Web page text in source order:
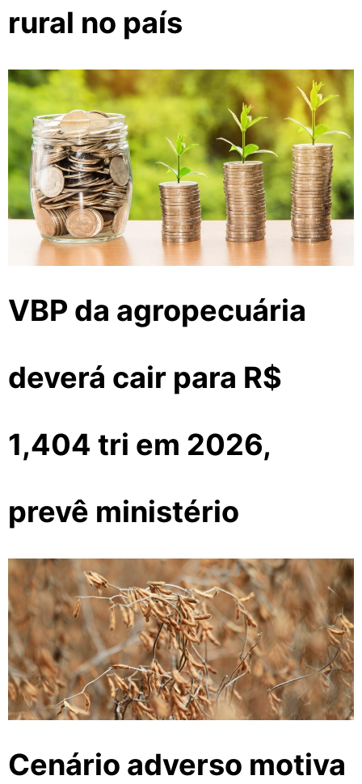
rural no país
VBP da agropecuária
deverá cair para R$
1,404 tri em 2026,
prevê ministério
Cenário adverso motiva